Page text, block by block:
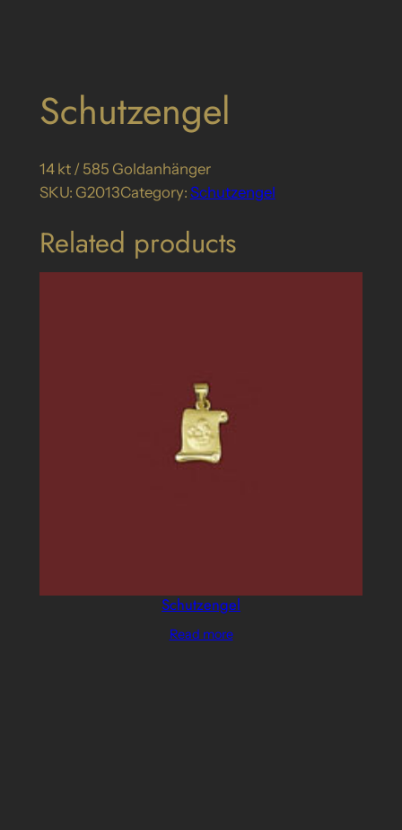
Schutzengel
14 kt / 585 Goldanhänger
SKU: G2013Category: Schutzengel
Related products
Schutzengel
Read more